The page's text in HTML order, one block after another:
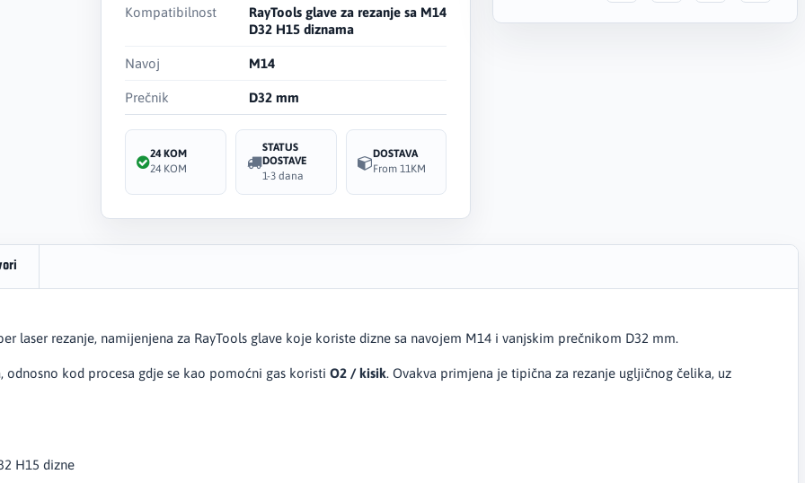
Kompatibilnost
RayTools glave za rezanje sa M14
D32 H15 diznama
Navoj M14
Prečnik D32 mm
24 KOM
24 KOM
STATUS
DOSTAVE
1-3 dana
DOSTAVA
From 11KM
laser rezanje, namijenjena za RayTools glave koje koriste dizne sa navojem M14 i vanjskim prečnikom D32 mm.
, odnosno kod procesa gdje se kao pomoćni gas koristi O2 / kisik. Ovakva primjena je tipična za rezanje ugljičnog čelika, uz
H15 dizne